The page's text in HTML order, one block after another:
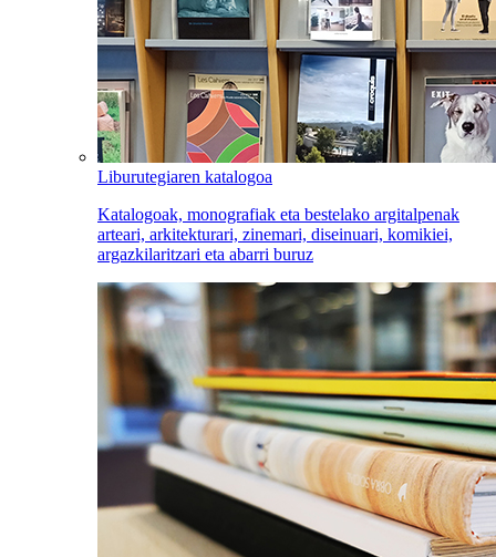
Liburutegiaren katalogoa
Katalogoak, monografiak eta bestelako argitalpenak
arteari, arkitekturari, zinemari, diseinuari, komikiei,
argazkilaritzari eta abarri buruz